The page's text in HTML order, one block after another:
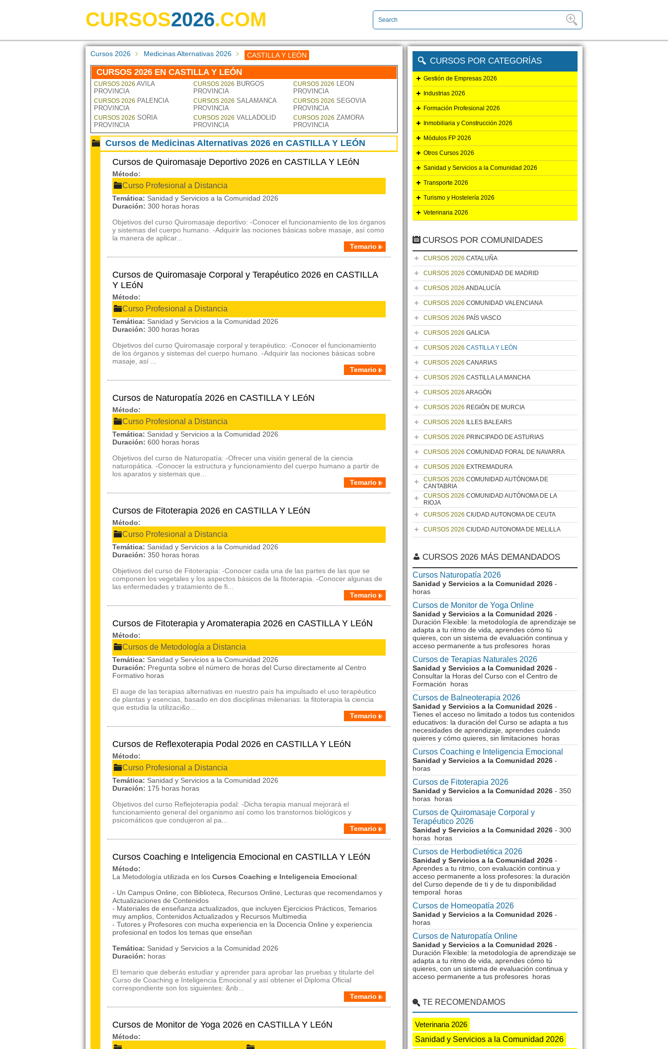
CURSOS2026.COM
Cursos 2026 Medicinas Alternativas 2026 CASTILLA Y LEÓN
CURSOS 2026 EN CASTILLA Y LEÓN
CURSOS 2026 AVILA
PROVINCIA
CURSOS 2026 BURGOS
PROVINCIA
CURSOS 2026 LEON
PROVINCIA
CURSOS 2026 PALENCIA
PROVINCIA
CURSOS 2026 SALAMANCA
PROVINCIA
CURSOS 2026 SEGOVIA
PROVINCIA
CURSOS 2026 SORIA
PROVINCIA
CURSOS 2026 VALLADOLID
PROVINCIA
CURSOS 2026 ZAMORA
PROVINCIA
Cursos de Medicinas Alternativas 2026 en CASTILLA Y LEÓN
Cursos de Quiromasaje Deportivo 2026 en CASTILLA Y LEóN
Método:
Curso Profesional a Distancia
Temática: Sanidad y Servicios a la Comunidad 2026
Duración: 300 horas horas
Objetivos del curso Quiromasaje deportivo: -Conocer el funcionamiento de los órganos
y sistemas del cuerpo humano. -Adquirir las nociones básicas sobre masaje, así como
la manera de aplicar...
Temario
Cursos de Quiromasaje Corporal y Terapéutico 2026 en CASTILLA
Y LEóN
Método:
Curso Profesional a Distancia
Temática: Sanidad y Servicios a la Comunidad 2026
Duración: 300 horas horas
Objetivos del curso Quiromasaje corporal y terapéutico: -Conocer el funcionamiento
de los órganos y sistemas del cuerpo humano. -Adquirir las nociones básicas sobre
masaje, así ...
Temario
Cursos de Naturopatía 2026 en CASTILLA Y LEóN
Método:
Curso Profesional a Distancia
Temática: Sanidad y Servicios a la Comunidad 2026
Duración: 600 horas horas
Objetivos del curso de Naturopatía: -Ofrecer una visión general de la ciencia
naturopática. -Conocer la estructura y funcionamiento del cuerpo humano a partir de
los aparatos y sistemas que...
Temario
Cursos de Fitoterapia 2026 en CASTILLA Y LEóN
Método:
Curso Profesional a Distancia
Temática: Sanidad y Servicios a la Comunidad 2026
Duración: 350 horas horas
Objetivos del curso de Fitoterapia: -Conocer cada una de las partes de las que se
componen los vegetales y los aspectos básicos de la fitoterapia. -Conocer algunas de
las enfermedades y tratamiento de fi...
Temario
Cursos de Fitoterapia y Aromaterapia 2026 en CASTILLA Y LEóN
Método:
Cursos de Metodología a Distancia
Temática: Sanidad y Servicios a la Comunidad 2026
Duración: Pregunta sobre el número de horas del Curso directamente al Centro
Formativo horas
El auge de las terapias alternativas en nuestro paí­s ha impulsado el uso terapéutico
de plantas y esencias, basado en dos disciplinas milenarias: la fitoterapia la ciencia
que estudia la utilizaci&o...
Temario
Cursos de Reflexoterapia Podal 2026 en CASTILLA Y LEóN
Método:
Curso Profesional a Distancia
Temática: Sanidad y Servicios a la Comunidad 2026
Duración: 175 horas horas
Objetivos del curso Reflejoterapia podal: -Dicha terapia manual mejorará el
funcionamiento general del organismo así como los transtornos biológicos y
psicomáticos que condujeron al pa...
Temario
Cursos Coaching e Inteligencia Emocional en CASTILLA Y LEóN
Método:
La Metodología utilizada en los Cursos Coaching e Inteligencia Emocional:
- Un Campus Online, con Biblioteca, Recursos Online, Lecturas que recomendamos y
Actualizaciones de Contenidos
- Materiales de enseñanza actualizados, que incluyen Ejercicios Prácticos, Temarios
muy amplios, Contenidos Actualizados y Recursos Multimedia
- Tutores y Profesores con mucha experiencia en la Docencia Online y experiencia
profesional en todos los temas que enseñan
Temática: Sanidad y Servicios a la Comunidad 2026
Duración: horas
El temario que deberás estudiar y aprender para aprobar las pruebas y titularte del
Curso de Coaching e Inteligencia Emocional y así obtener el Diploma Oficial
correspondiente son los siguientes: &nb...
Temario
Cursos de Monitor de Yoga 2026 en CASTILLA Y LEóN
Método:
CURSOS POR CATEGORÍAS
Gestión de Empresas 2026
Industrias 2026
Formación Profesional 2026
Inmobiliaria y Construcción 2026
Módulos FP 2026
Otros Cursos 2026
Sanidad y Servicios a la Comunidad 2026
Transporte 2026
Turismo y Hostelería 2026
Veterinaria 2026
CURSOS POR COMUNIDADES
CURSOS 2026 CATALUÑA
CURSOS 2026 COMUNIDAD DE MADRID
CURSOS 2026 ANDALUCÍA
CURSOS 2026 COMUNIDAD VALENCIANA
CURSOS 2026 PAÍS VASCO
CURSOS 2026 GALICIA
CURSOS 2026 CASTILLA Y LEÓN
CURSOS 2026 CANARIAS
CURSOS 2026 CASTILLA LA MANCHA
CURSOS 2026 ARAGÓN
CURSOS 2026 REGIÓN DE MURCIA
CURSOS 2026 ILLES BALEARS
CURSOS 2026 PRINCIPADO DE ASTURIAS
CURSOS 2026 COMUNIDAD FORAL DE NAVARRA
CURSOS 2026 EXTREMADURA
CURSOS 2026 COMUNIDAD AUTÓNOMA DE
CANTABRIA
CURSOS 2026 COMUNIDAD AUTÓNOMA DE LA
RIOJA
CURSOS 2026 CIUDAD AUTONOMA DE CEUTA
CURSOS 2026 CIUDAD AUTONOMA DE MELILLA
CURSOS 2026 MÁS DEMANDADOS
Cursos Naturopatía 2026
Sanidad y Servicios a la Comunidad 2026 -
horas
Cursos de Monitor de Yoga Online
Sanidad y Servicios a la Comunidad 2026 -
Duración Flexible: la metodología de aprendizaje se
adapta a tu ritmo de vida, aprendes cómo tú
quieres, con un sistema de evaluación continua y
acceso permanente a tus profesores horas
Cursos de Terapias Naturales 2026
Sanidad y Servicios a la Comunidad 2026 -
Consultar la Horas del Curso con el Centro de
Formación horas
Cursos de Balneoterapia 2026
Sanidad y Servicios a la Comunidad 2026 -
Tienes el acceso no limitado a todos tus contenidos
educativos: la duración del Curso se adapta a tus
necesidades de aprendizaje, aprendes cuándo
quieres y cómo quieres, sin limitaciones horas
Cursos Coaching e Inteligencia Emocional
Sanidad y Servicios a la Comunidad 2026 -
horas
Cursos de Fitoterapia 2026
Sanidad y Servicios a la Comunidad 2026 - 350
horas horas
Cursos de Quiromasaje Corporal y
Terapéutico 2026
Sanidad y Servicios a la Comunidad 2026 - 300
horas horas
Cursos de Herbodietética 2026
Sanidad y Servicios a la Comunidad 2026 -
Aprendes a tu ritmo, con evaluación continua y
acceso permanente a loss profesores: la duración
del Curso depende de ti y de tu disponibilidad
temporal horas
Cursos de Homeopatía 2026
Sanidad y Servicios a la Comunidad 2026 -
horas
Cursos de Naturopatía Online
Sanidad y Servicios a la Comunidad 2026 -
Duración Flexible: la metodología de aprendizaje se
adapta a tu ritmo de vida, aprendes cómo tú
quieres, con un sistema de evaluación continua y
acceso permanente a tus profesores horas
TE RECOMENDAMOS
Veterinaria 2026
Sanidad y Servicios a la Comunidad 2026